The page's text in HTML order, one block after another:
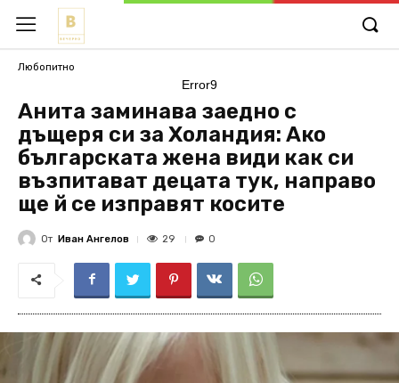
Любопитно
Error9
Анита заминава заедно с
дъщеря си за Холандия: Ако
българската жена види как си
възпитават децата тук, направо
ще й се изправят косите
От Иван Ангелов 29 0